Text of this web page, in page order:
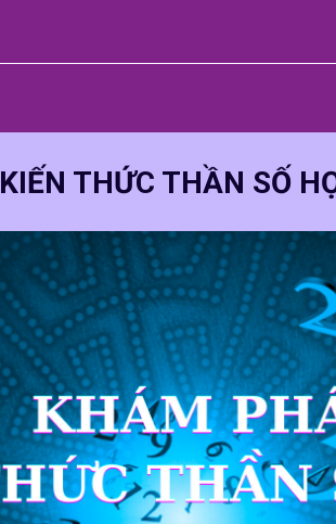
KIẾN THỨC THẦN SỐ